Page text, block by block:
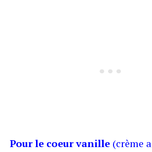
Pour le coeur vanille (crème